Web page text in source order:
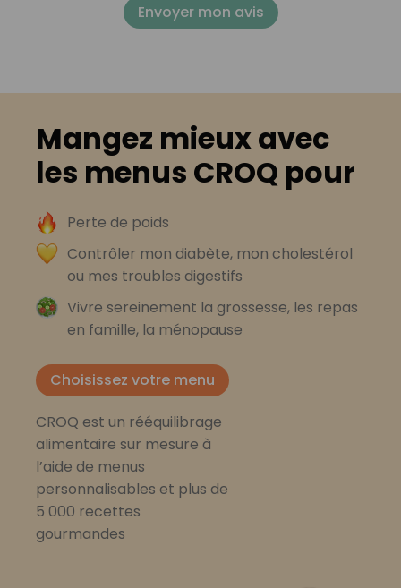
Envoyer mon avis
Mangez mieux avec
les menus CROQ pour
Perte de poids
Contrôler mon diabète, mon cholestérol
ou mes troubles digestifs
Vivre sereinement la grossesse, les repas
en famille, la ménopause
Choisissez votre menu
CROQ est un rééquilibrage
alimentaire sur mesure à
l’aide de menus
personnalisables et plus de
5 000 recettes
gourmandes